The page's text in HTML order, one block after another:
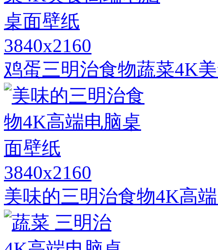
3840x2160
鸡蛋三明治食物蔬菜4K
3840x2160
美味的三明治食物4K高